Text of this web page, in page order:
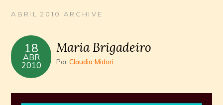
ABRIL 2010 ARCHIVE
18
ABR
2010
Maria Brigadeiro
PorClaudia Midori